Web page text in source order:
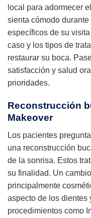
local para adormecer
sienta cómodo
específicos de su
caso y los tipos de
restaurar su boca.
satisfacción y salud
prioridades.
Reconstrucción
Makeover
Los pacientes
una reconstrucción
de la sonrisa. Estos
su finalidad. Un
principalmente
aspecto de los dientes
procedimientos como